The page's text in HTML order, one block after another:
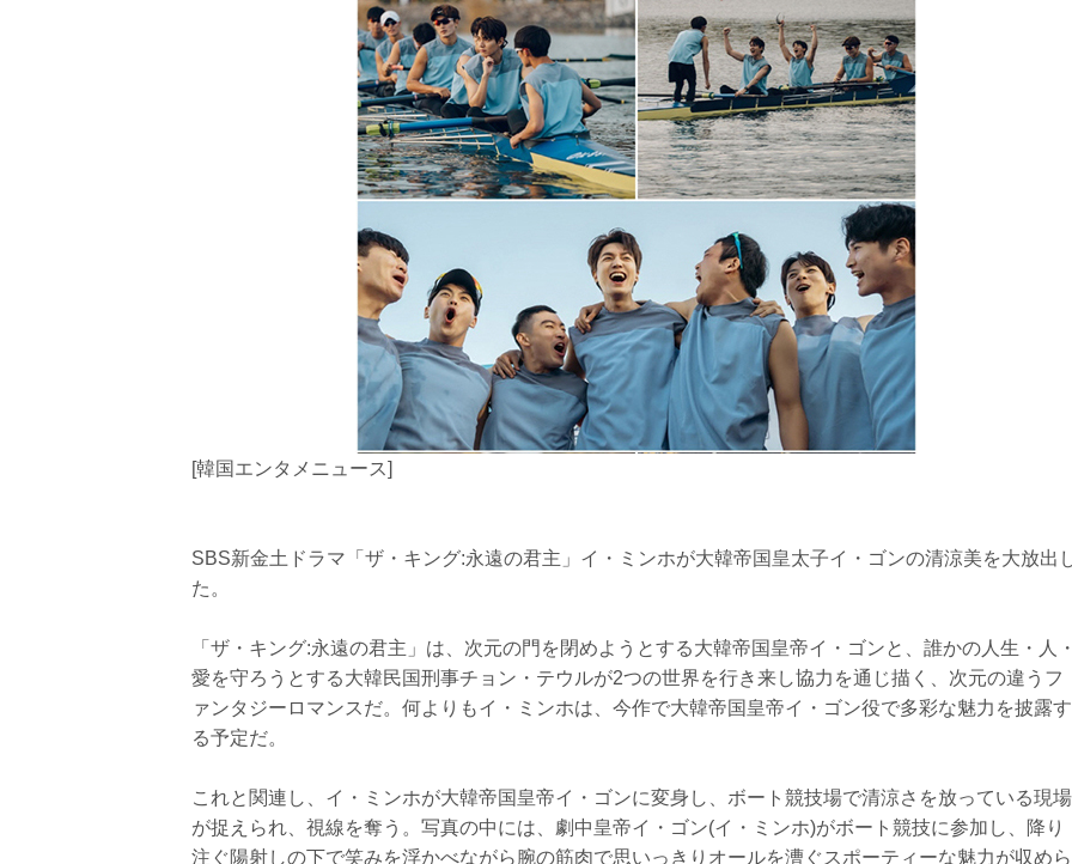
[韓国エンタメニュース]
SBS新金土ドラマ「ザ・キング:永遠の君主」イ・ミンホが大韓帝国皇太子イ・ゴンの清涼美を大放出
た。
「ザ・キング:永遠の君主」は、次元の門を閉めようとする大韓帝国皇帝イ・ゴンと、誰かの人生・人
愛を守ろうとする大韓民国刑事チョン・テウルが2つの世界を行き来し協力を通じ描く、次元の違うフ
ァンタジーロマンスだ。何よりもイ・ミンホは、今作で大韓帝国皇帝イ・ゴン役で多彩な魅力を披露す
る予定だ。
これと関連し、イ・ミンホが大韓帝国皇帝イ・ゴンに変身し、ボート競技場で清涼さを放っている現場
が捉えられ、視線を奪う。写真の中には、劇中皇帝イ・ゴン(イ・ミンホ)がボート競技に参加し、降り
注ぐ陽射しの下で笑みを浮かべながら腕の筋肉で思いっきりオールを漕ぐスポーティーな魅力が収めら